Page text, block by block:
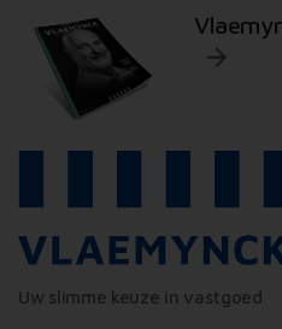
Uw slimme keuze in vastgoed